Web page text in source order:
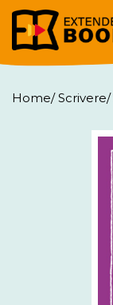
Home/ Scrivere/